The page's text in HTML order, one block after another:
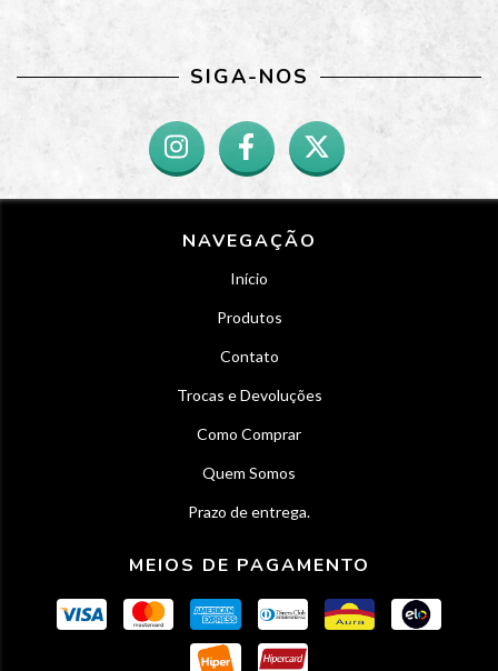
SIGA-NOS
NAVEGAÇÃO
Início
Produtos
Contato
Trocas e Devoluções
Como Comprar
Quem Somos
Prazo de entrega.
MEIOS DE PAGAMENTO